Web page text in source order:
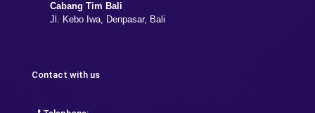
Cabang Tim Bali
Jl. Kebo Iwa, Denpasar, Bali
Contact with us